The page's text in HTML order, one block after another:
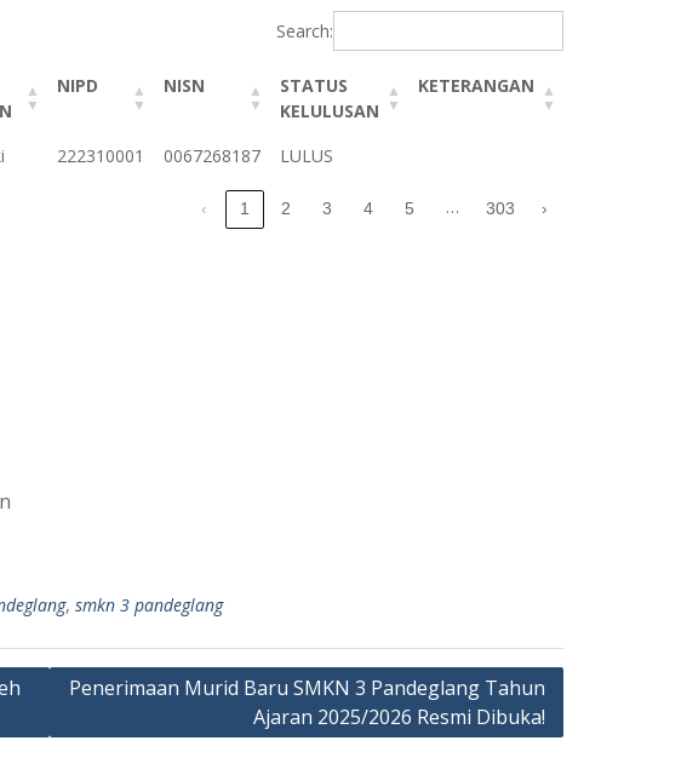
Search:
NIPD NISN
STATUS
KELULUSAN
KETERANGAN
NIPD NISN
STATUS
222310001 0067268187 LULUS
‹ 1 2 3 4 5 … 303 ›
, smkn 3 pandeglang
Penerimaan Murid Baru SMKN 3 Pandeglang Tahun
Ajaran 2025/2026 Resmi Dibuka!